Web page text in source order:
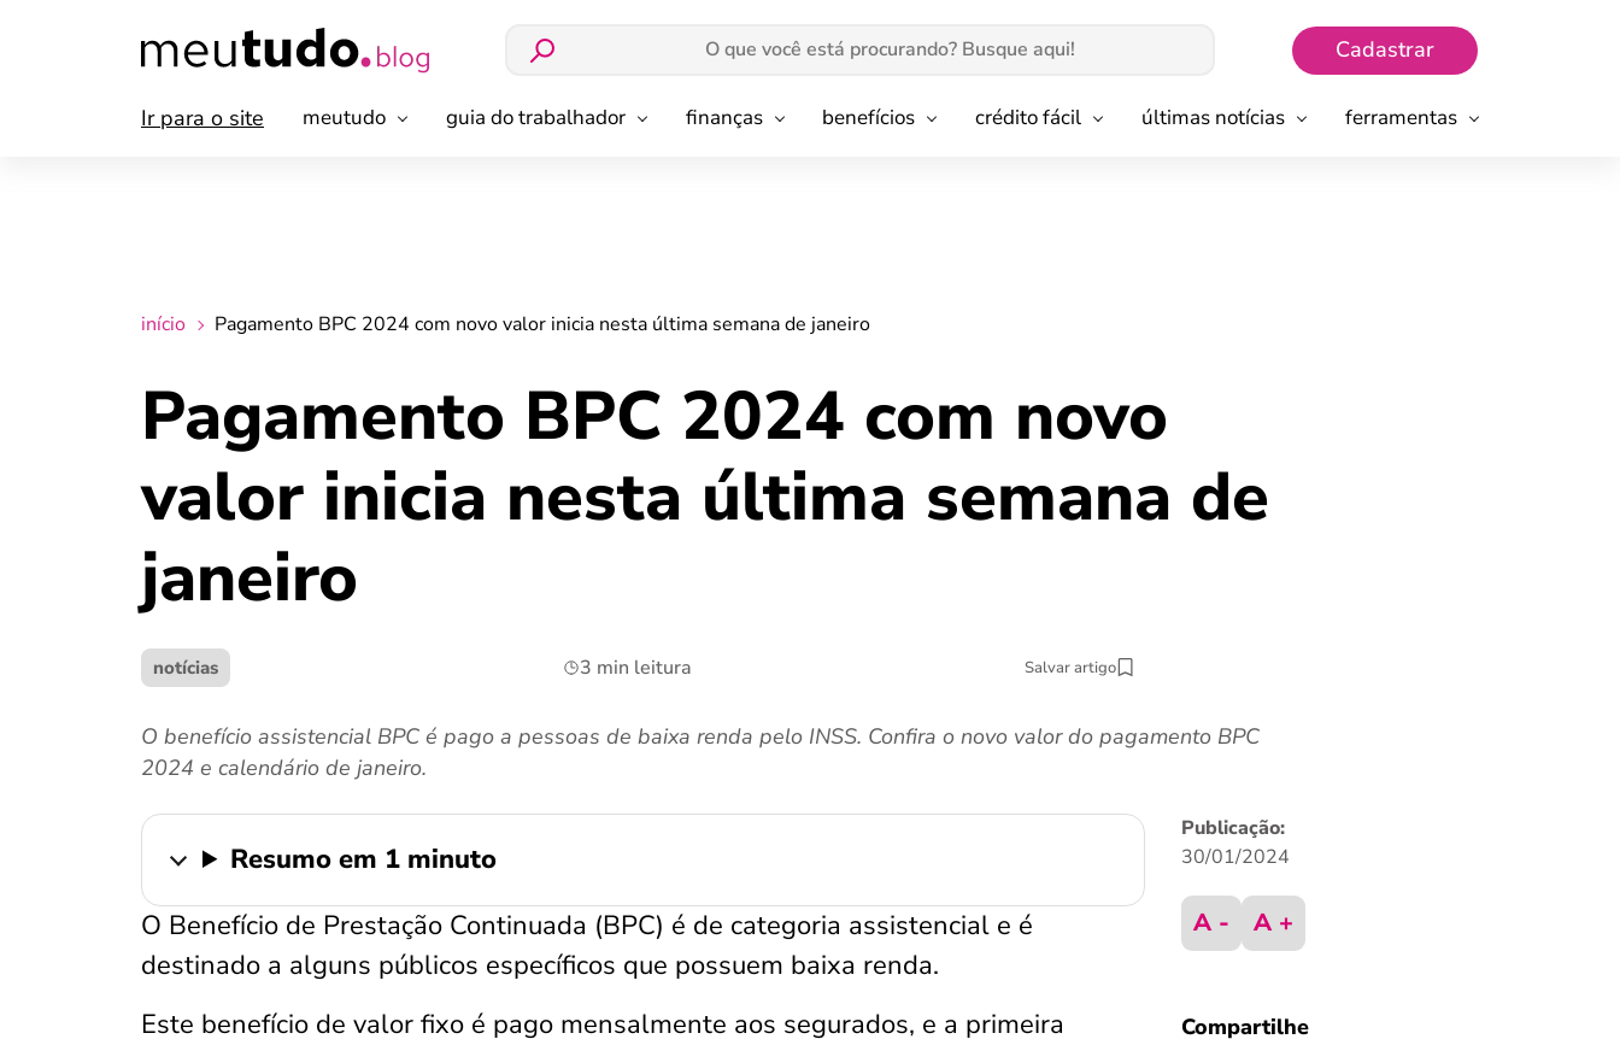
Cadastrar
Ir para o site meutudo guia do trabalhador finanças benefícios crédito fácil últimas notícias ferramentas
início Pagamento BPC 2024 com novo valor inicia nesta última semana de janeiro
Pagamento BPC 2024 com novo
valor inicia nesta última semana de
janeiro
notícias 3 min leitura Salvar artigo
O benefício assistencial BPC é pago a pessoas de baixa renda pelo INSS. Confira o novo valor do pagamento BPC
2024 e calendário de janeiro.
Resumo em 1 minuto
O Benefício de Prestação Continuada (BPC) é de categoria assistencial e é
destinado a alguns públicos específicos que possuem baixa renda.
Este benefício de valor fixo é pago mensalmente aos segurados, e a primeira
Publicação:
30/01/2024
A - A +
Compartilhe